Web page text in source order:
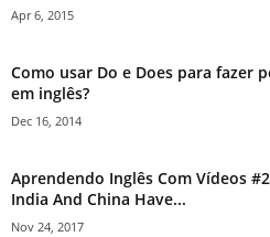
Apr 6, 2015
Como usar Do e Does para fazer
em inglês?
Dec 16, 2014
Aprendendo Inglês Com Vídeos
India And China Have...
Nov 24, 2017